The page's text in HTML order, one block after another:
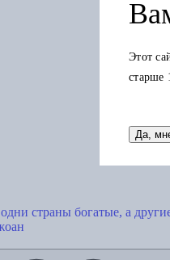
страны богатые, а
Этот
старше
Да,